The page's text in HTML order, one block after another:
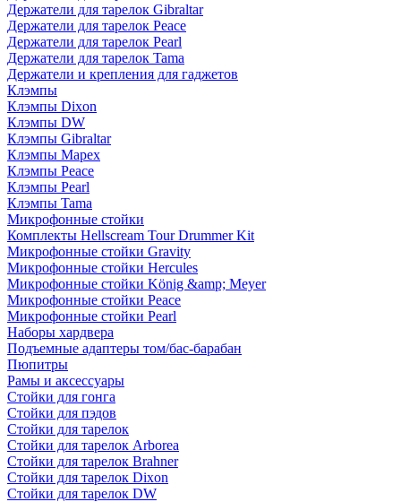
Держатели для тарелок Gibraltar
Держатели для тарелок Peace
Держатели для тарелок Pearl
Держатели для тарелок Tama
Держатели и крепления для гаджетов
Клэмпы
Клэмпы Dixon
Клэмпы DW
Клэмпы Gibraltar
Клэмпы Mapex
Клэмпы Peace
Клэмпы Pearl
Клэмпы Tama
Микрофонные стойки
Комплекты Hellscream Tour Drummer Kit
Микрофонные стойки Gravity
Микрофонные стойки Hercules
Микрофонные стойки König &amp; Meyer
Микрофонные стойки Peace
Микрофонные стойки Pearl
Наборы хардвера
Подъемные адаптеры том/бас-барабан
Пюпитры
Рамы и аксессуары
Стойки для гонга
Стойки для пэдов
Стойки для тарелок
Стойки для тарелок Arborea
Стойки для тарелок Brahner
Стойки для тарелок Dixon
Стойки для тарелок DW